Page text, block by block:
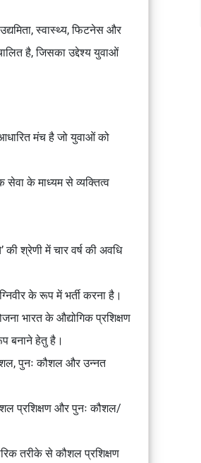
स्वास्थ्य, फिटनेस और
है, जिसका उद्देश्य युवाओं
मंच है जो युवाओं को
के माध्यम से व्यक्तित्व
श्रेणी में चार वर्ष की अवधि
के रूप में भर्ती करना है।
भारत के औद्योगिक प्रशिक्षण
बनाने हेतु है।
पुनः कौशल और उन्नत
प्रशिक्षण और पुनः कौशल/
तरीके से कौशल प्रशिक्षण